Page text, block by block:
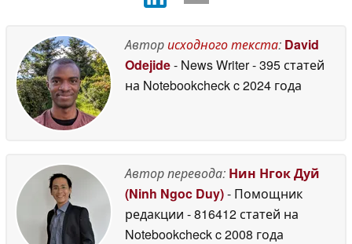
Авторисходного текста: David
Odejide- News Writer- 395 статей
на Notebookcheckc 2024 года
Автор перевода: Нин Нгок Дуй
(Ninh Ngoc Duy)- Помощник
редакции - 816412 статей на
Notebookcheckc 2008 года